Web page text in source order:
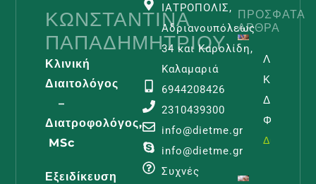
ΚΩΝΣΤΑΝΤΊΝΑ
ΠΑΠΑΔΗΜΗΤΡΊΟΥ
Κλινική
Διαιτολόγος
–
Διατροφολόγος,
MSc
Εξειδίκευση
ΙΑΤΡΟΠΟΛΙΣ,
Αδριανουπόλεως
34 και Καρολίδη,
Καλαμαριά
6944208426
2310439300
info@dietme.gr
info@dietme.gr
Συχνές
ΠΡΌΣΦΑΤΑ
ΆΡΘΡΑ
Και
Φροντίδα
Διαβάστε